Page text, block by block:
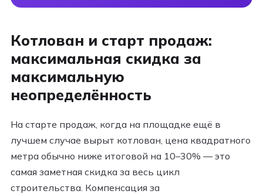
Котлован и старт продаж:
максимальная скидка за
максимальную
неопределённость
На старте продаж, когда на площадке ещё в
лучшем случае вырыт котлован, цена квадратного
метра обычно ниже итоговой на 10–30% — это
самая заметная скидка за весь цикл
строительства. Компенсация за